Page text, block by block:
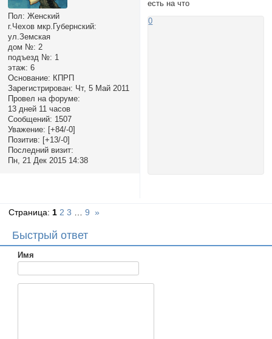
Пол: Женский
г.Чехов мкр.Губернский:
ул.Земская
дом №: 2
подъезд №: 1
этаж: 6
Основание: КПРП
Зарегистрирован: Чт, 5 Май 2011
Провел на форуме:
13 дней 11 часов
Сообщений: 1507
Уважение: [+84/-0]
Позитив: [+13/-0]
Последний визит:
Пн, 21 Дек 2015 14:38
есть на что
0
Страница: 1 2 3 9 »
Быстрый ответ
Имя